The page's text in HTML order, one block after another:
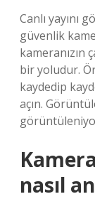
Canlı yayını
güvenlik
kameranızın
bir yoludur.
kaydedip
açın.
nasıl